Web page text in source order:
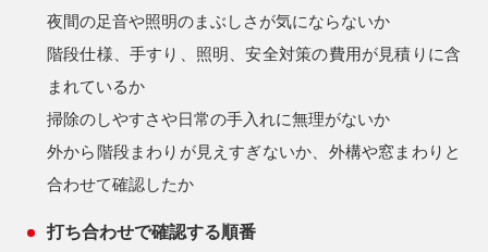
夜間の足音や照明のまぶしさが気にならないか
階段仕様、手すり、照明、安全対策の費用が見積りに含
まれているか
掃除のしやすさや日常の手入れに無理がないか
外から階段まわりが見えすぎないか、外構や窓まわりと
合わせて確認したか
打ち合わせで確認する順番